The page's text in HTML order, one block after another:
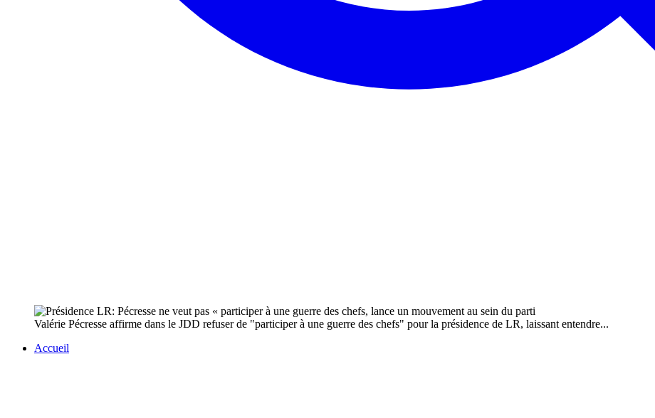
Valérie Pécresse affirme dans le JDD refuser de "participer à une guerre des chefs" pour la présidence de LR, laissant entendre...
Accueil